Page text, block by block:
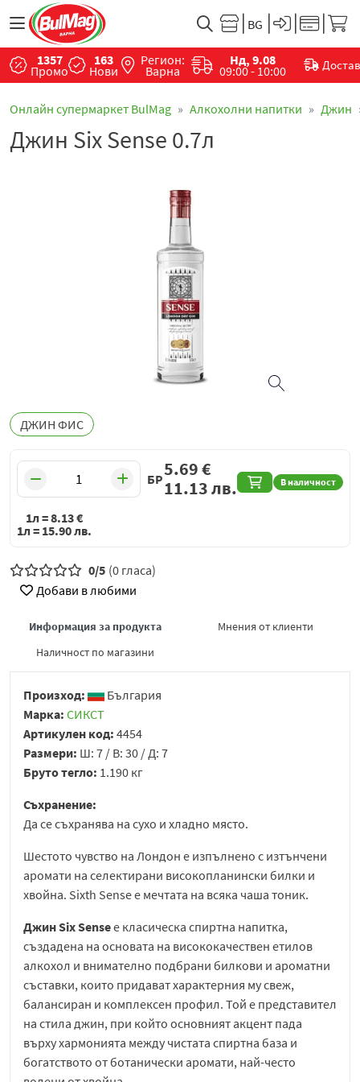
1357
Промо
163
Нови
Регион:
Варна
Нд, 9.08
09:00 - 10:00
Онлайн супермаркет BulMag Алкохолни напитки Джин
Джин Six Sense 0.7л
ДЖИН ФИС
БР В наличност
5.69€
11.13лв.
1л =8.13€
1л = 15.90лв.
0/5 (0 гласа)
Добави в любими
Информация за продукта
Мнения от клиенти
Наличност по магазини
Произход:
България
Марка: СИКСТ
Артикулен код: 4454
Размери: Ш: 7 / В: 30 / Д: 7
Бруто тегло: 1.190 кг
Съхранение:
Да се съхранява на сухо и хладно място.
Шестото чувство на Лондон e изпълнено с изтънчени
аромати на селектирани високопланински билки и
хвойна. Sixth Sense e мечтата на всяка чаша тоник.
Джин Six Senseе класическа спиртна напитка,
създадена на основата на висококачествен етилов
алкохол и внимателно подбрани билкови и ароматни
съставки, които придават характерния му свеж,
балансиран и комплексен профил. Той е представител
на стила джин, при който основният акцент пада
върху хармонията между чистата спиртна база и
богатството от ботанически аромати, най-често